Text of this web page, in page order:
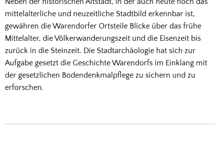
mittelalterliche und neuzeitliche Stadtbild erkennbar ist,
gewähren die Warendorfer Ortsteile Blicke über das frühe
Mittelalter, die Völkerwanderungszeit und die Eisenzeit bis
zurück in die Steinzeit. Die Stadtarchäologie hat sich zur
Aufgabe gesetzt die Geschichte Warendorfs im Einklang mit
der gesetzlichen Bodendenkmalpflege zu sichern und zu
erforschen.